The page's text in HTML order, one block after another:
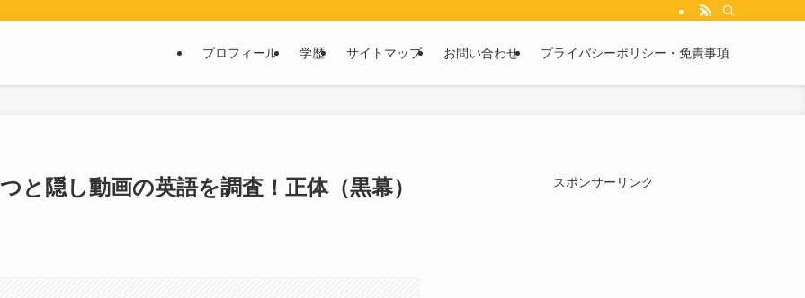
プロフィール 学歴 サイトマップ お問い合わせ プライバシーポリシー・免責事項
と隠し動画の英語を調査！正体（黒幕）
スポンサーリンク